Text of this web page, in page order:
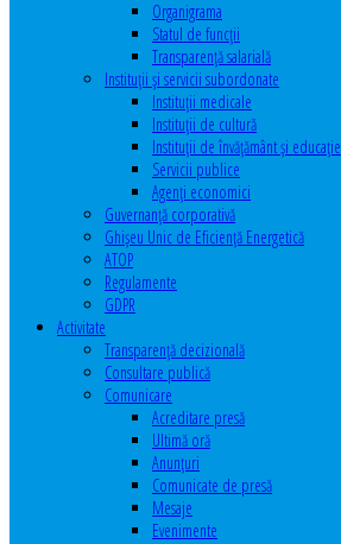
Organigrama
Statul de funcții
Transparență salarială
Instituţii şi servicii subordonate
Instituţii medicale
Instituţii de cultură
Instituţii de învăţământ şi educaţie
Servicii publice
Agenţi economici
Guvernanță corporativă
Ghişeu Unic de Eficienţă Energetică
ATOP
Regulamente
GDPR
Activitate
Transparenţă decizională
Consultare publică
Comunicare
Acreditare presă
Ultimă oră
Anunţuri
Comunicate de presă
Mesaje
Evenimente